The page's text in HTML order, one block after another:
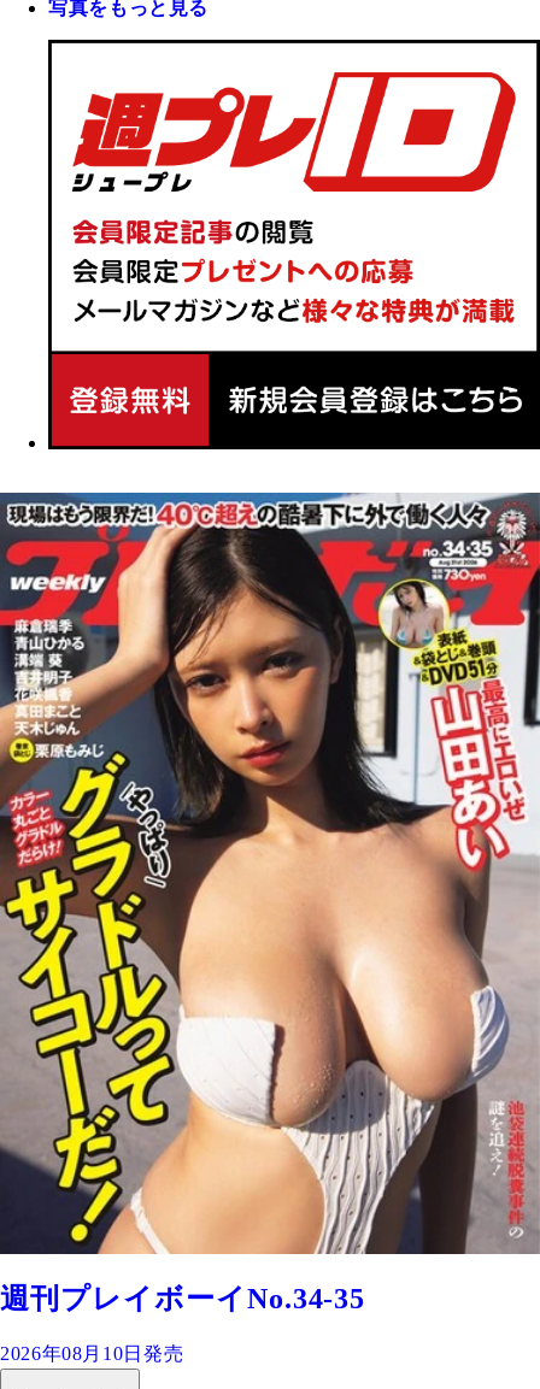
写真をもっと見る
週刊プレイボーイNo.34-35
2026年08月10日発売